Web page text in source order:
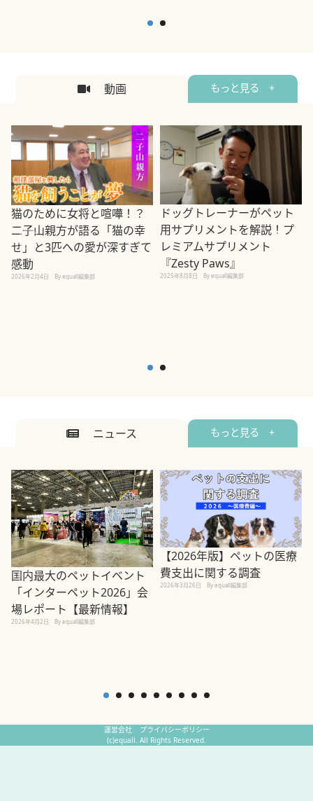
動画 もっと見る +
猫のために女将と喧嘩！？
二子山親方が語る「猫の幸
せ」と3匹への愛が深すぎて
感動
2026年2月4日 By equall編集部
ドッグトレーナーがペット
用サプリメントを解説！プ
レミアムサプリメント
『Zesty Paws』
2025年8月8日 By equall編集部
ニュース もっと見る +
国内最大のペットイベント
「インターペット2026」会
場レポート【最新情報】
2026年4月2日 By equall編集部
【2026年版】ペットの医療
費支出に関する調査
2026年3月26日 By equall編集部
運営会社
プライバシーポリシー
(c)equall. All Rights Reserved.